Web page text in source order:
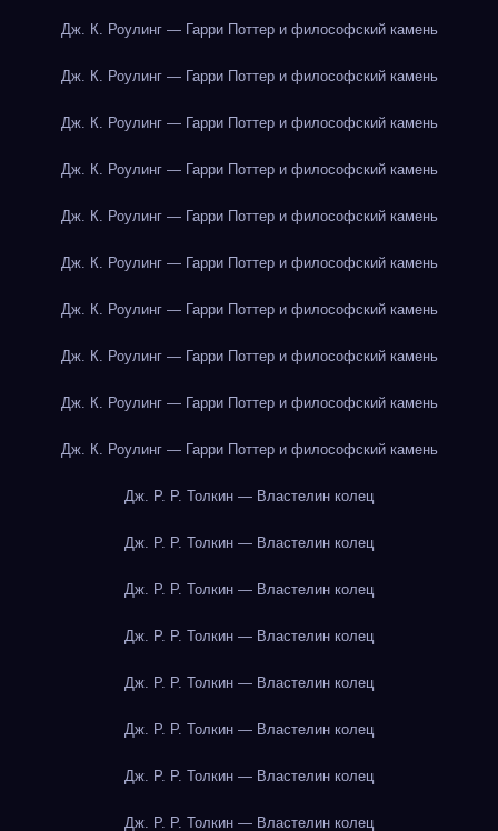
Дж. К. Роулинг — Гарри Поттер и философский камень
Дж. К. Роулинг — Гарри Поттер и философский камень
Дж. К. Роулинг — Гарри Поттер и философский камень
Дж. К. Роулинг — Гарри Поттер и философский камень
Дж. К. Роулинг — Гарри Поттер и философский камень
Дж. К. Роулинг — Гарри Поттер и философский камень
Дж. К. Роулинг — Гарри Поттер и философский камень
Дж. К. Роулинг — Гарри Поттер и философский камень
Дж. К. Роулинг — Гарри Поттер и философский камень
Дж. К. Роулинг — Гарри Поттер и философский камень
Дж. Р. Р. Толкин — Властелин колец
Дж. Р. Р. Толкин — Властелин колец
Дж. Р. Р. Толкин — Властелин колец
Дж. Р. Р. Толкин — Властелин колец
Дж. Р. Р. Толкин — Властелин колец
Дж. Р. Р. Толкин — Властелин колец
Дж. Р. Р. Толкин — Властелин колец
Дж. Р. Р. Толкин — Властелин колец